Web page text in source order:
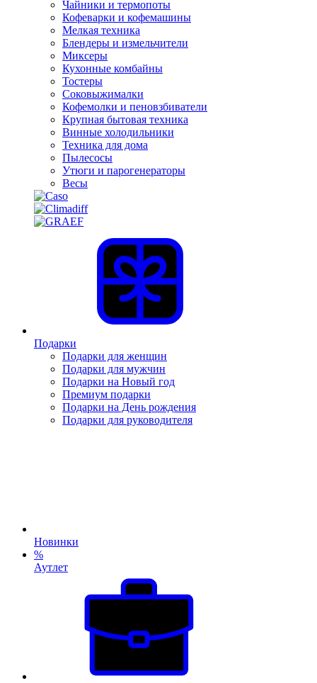
Чайники и термопоты
Кофеварки и кофемашины
Мелкая техника
Блендеры и измельчители
Миксеры
Кухонные комбайны
Тостеры
Соковыжималки
Кофемолки и пеновзбиватели
Крупная бытовая техника
Винные холодильники
Техника для дома
Пылесосы
Утюги и парогенераторы
Весы
Подарки
Подарки для женщин
Подарки для мужчин
Подарки на Новый год
Премиум подарки
Подарки на День рождения
Подарки для руководителя
Новинки
%
Аутлет